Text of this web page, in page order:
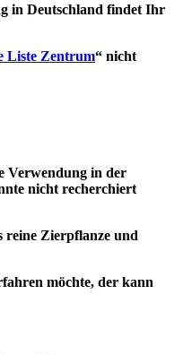
in Deutschland findet Ihr
Liste Zentrum“ nicht
Verwendung in der
nicht recherchiert
reine Zierpflanze und
möchte, der kann